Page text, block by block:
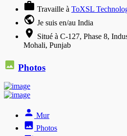
Travaille à ToXSL
Je suis en/au India
Situé à C-127, Phase 8,
Mohali, Punjab
Photos
Mur
Photos